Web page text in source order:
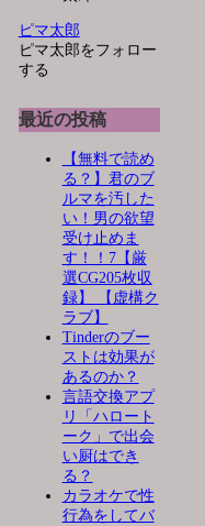
ピマ太郎
ピマ太郎をフォロー
する
最近の投稿
【無料で読め
る？】君のブ
ルマを汚した
い！男の欲望
受け止めま
す！！7【厳
選CG205枚収
録】 【虚構ク
ラブ】
Tinderのブー
ストは効果が
あるのか？
言語交換アプ
リ「ハロート
ーク」で出会
い厨はでき
る？
カラオケで性
行為をしてバ